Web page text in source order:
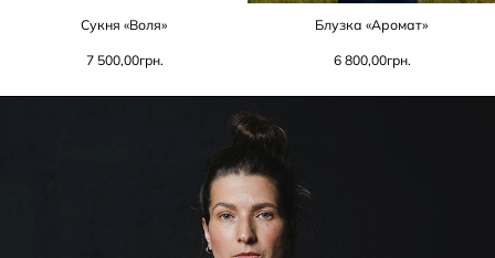
Сукня «Воля»
грн.
7 500,00
Блузка «Аромат»
грн.
6 800,00